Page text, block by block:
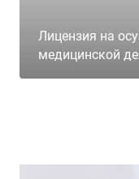
Лицензия на
медицинской